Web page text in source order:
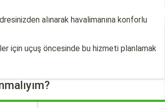
alınarak havalimanına konforlu
için uçuş öncesinde bu hizmeti planlamak